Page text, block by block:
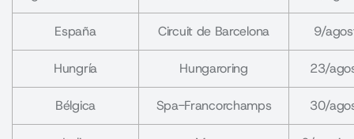
España Circuit de Barcelona 9/
Hungría Hungaroring 23/
Bélgica Spa-Francorchamps 30/